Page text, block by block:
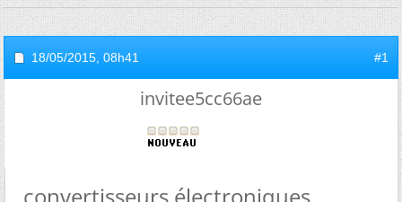
18/05/2015, 08h41 #1
invitee5cc66ae